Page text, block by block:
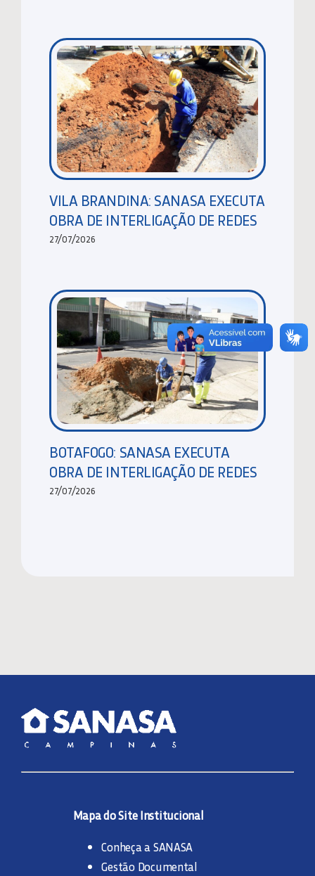
VILA BRANDINA: SANASA EXECUTA
OBRA DE INTERLIGAÇÃO DE REDES
27/07/2026
BOTAFOGO: SANASA EXECUTA
OBRA DE INTERLIGAÇÃO DE REDES
27/07/2026
Mapa do Site Institucional
Conheça a SANASA
Gestão Documental